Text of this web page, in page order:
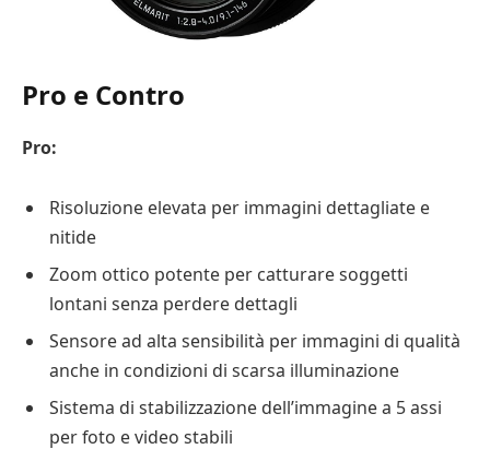
Pro e Contro
Pro:
Risoluzione elevata per immagini dettagliate e
nitide
Zoom ottico potente per catturare soggetti
lontani senza perdere dettagli
Sensore ad alta sensibilità per immagini di qualità
anche in condizioni di scarsa illuminazione
Sistema di stabilizzazione dell’immagine a 5 assi
per foto e video stabili